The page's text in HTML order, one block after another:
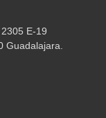
E-19
Guadalajara.